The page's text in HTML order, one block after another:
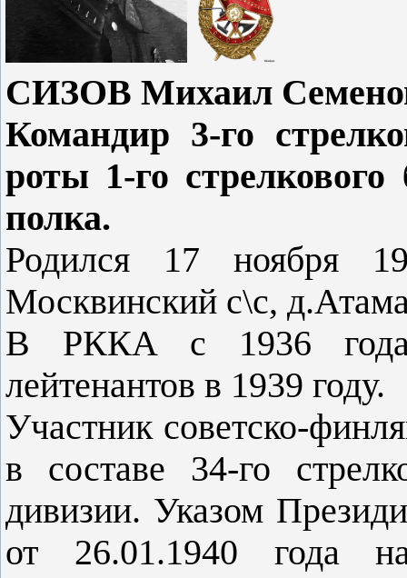
СИЗОВ Михаил
Командир 3-го
роты 1-го стрелкового
полка.
Родился 17 ноября
Москвинский с\с,
В РККА с 1936
лейтенантов в 1939 году.
Участник советско-
в составе 34-го
дивизии. Указом
от 26.01.1940 года